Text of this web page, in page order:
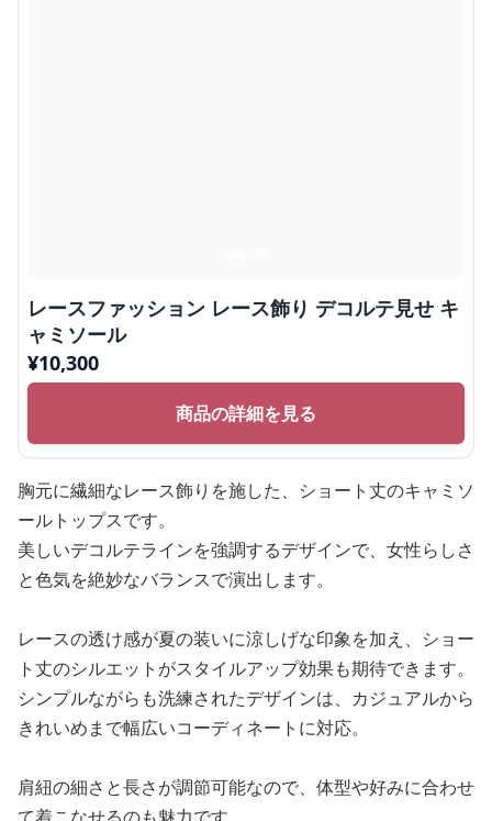
レースファッション レース飾り デコルテ見せ キ
ャミソール
¥10,300
商品の詳細を見る
胸元に繊細なレース飾りを施した、ショート丈のキャミソ
ールトップスです。
美しいデコルテラインを強調するデザインで、女性らしさ
と色気を絶妙なバランスで演出します。
レースの透け感が夏の装いに涼しげな印象を加え、ショー
ト丈のシルエットがスタイルアップ効果も期待できます。
シンプルながらも洗練されたデザインは、カジュアルから
きれいめまで幅広いコーディネートに対応。
肩紐の細さと長さが調節可能なので、体型や好みに合わせ